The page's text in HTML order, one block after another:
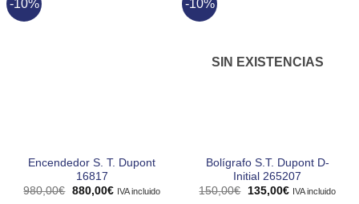
-10%
Encendedor S. T. Dupont
16817
980,00€ El
880,00€ElIVA incluido
-10%
SIN EXISTENCIAS
Bolígrafo S.T. Dupont D-
Initial 265207
150,00€
El
135,00€ElIVA incluido